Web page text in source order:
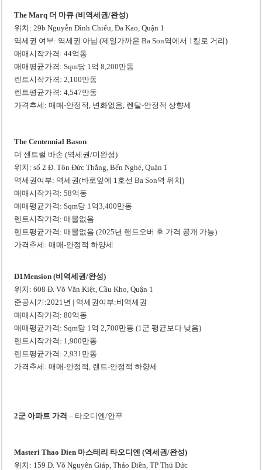
The Marq 더 마큐 (비역세권/완성)
위치: 29b Nguyễn Đình Chiểu, Đa Kao, Quận 1
역세권 여부: 역세권 아님 (제일가까운 Ba Son역에서 1킬로 거리)
매매시작가격: 44억동
매매평균가격: Sqm당 1억 8,200만동
렌트시작가격: 2,100만동
렌트평균가격: 4,547만동
가격추세: 매매-안정적, 변화없음, 렌탈-안정적 상향세
The Centennial Bason
더 센트럴 바손 (역세권/미완성)
위치: số 2 Đ. Tôn Đức Thắng, Bến Nghé, Quận 1
역세권여부: 역세권(바로앞에 1호선 Ba Son역 위치)
매매시작가격: 58억동
매매평균가격: Sqm당 1억3,400만동
렌트시작가격: 매물없음
렌트평균가격: 매물없음 (2025년 핸드오버 후 가격 공개 가능)
가격추세: 매매-안정적 하양세
D1Mension (비역세권/완성)
위치: 608 Đ. Võ Văn Kiệt, Cầu Kho, Quận 1
준공시기:2021년 | 역세권여부:비역세권
매매시작가격: 80억동
매매평균가격: Sqm당 1억 2,700만동 (1군 평균보다 낮음)
렌트시작가격: 1,900만동
렌트평균가격: 2,931만동
가격추세: 매매-안정적, 렌트-안정적 하향세
2군 아파트 가격 – 타오디엔/안푸
Masteri Thao Dien 마스테리 타오디엔 (역세권/완성)
위치: 159 Đ. Võ Nguyên Giáp, Thảo Điền, TP Thủ Đức